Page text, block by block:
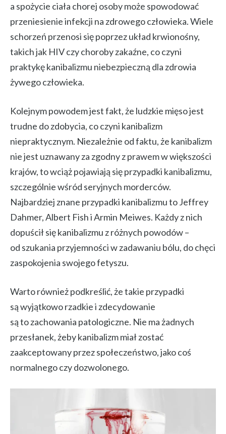
a spożycie ciała chorej osoby może spowodować
przeniesienie infekcji na zdrowego człowieka. Wiele
schorzeń przenosi się poprzez układ krwionośny,
takich jak HIV czy choroby zakaźne, co czyni
praktykę kanibalizmu niebezpieczną dla zdrowia
żywego człowieka.
Kolejnym powodem jest fakt, że ludzkie mięso jest
trudne do zdobycia, co czyni kanibalizm
niepraktycznym. Niezależnie od faktu, że kanibalizm
nie jest uznawany za zgodny z prawem w większości
krajów, to wciąż pojawiają się przypadki kanibalizmu,
szczególnie wśród seryjnych morderców.
Najbardziej znane przypadki kanibalizmu to Jeffrey
Dahmer, Albert Fish i Armin Meiwes. Każdy z nich
dopuścił się kanibalizmu z różnych powodów –
od szukania przyjemności w zadawaniu bólu, do chęci
zaspokojenia swojego fetyszu.
Warto również podkreślić, że takie przypadki
są wyjątkowo rzadkie i zdecydowanie
są to zachowania patologiczne. Nie ma żadnych
przesłanek, żeby kanibalizm miał zostać
zaakceptowany przez społeczeństwo, jako coś
normalnego czy dozwolonego.